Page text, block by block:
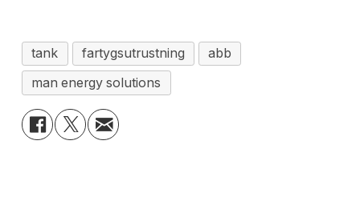
tank fartygsutrustning
abb
man energy solutions